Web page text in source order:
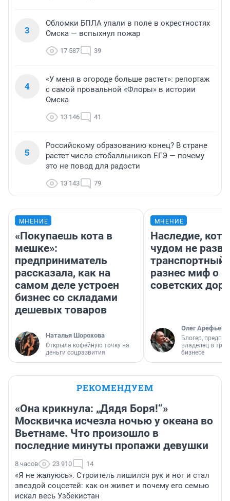
3
Обломки БПЛА упали в поле в окрестностях
Омска — вспыхнул пожар
17 587 39
4
«У меня в огороде больше растет»: репортаж
с самой провальной «Флоры» в истории
Омска
13 146 41
5
Российскому образованию конец? В стране
растет число стобалльников ЕГЭ — почему
это не повод для радости
13 143 79
МНЕНИЕ
«Покупаешь кота в
мешке»:
предприниматель
рассказала, как на
самом деле устроен
бизнес со складами
дешевых товаров
Наталья Шорохова
Открыла кофейную точку на
деньги соцразвития
МНЕНИЕ
Наследие,
чудом не
транспортный
разнес миф о
советских
Олег Арефьев
Блогер,
владелец в
бизнесе
РЕКОМЕНДУЕМ
«Она крикнула: „Дядя Боря!“»
Москвичка исчезла ночью у океана во
Вьетнаме. Что произошло в
последние минуты пропажи девушки
8 часов 23 910 14
«Я не жалуюсь». Строитель лишился рук и ног и стал
звездой соцсетей: как он живет и почему его семью
искал весь Узбекистан